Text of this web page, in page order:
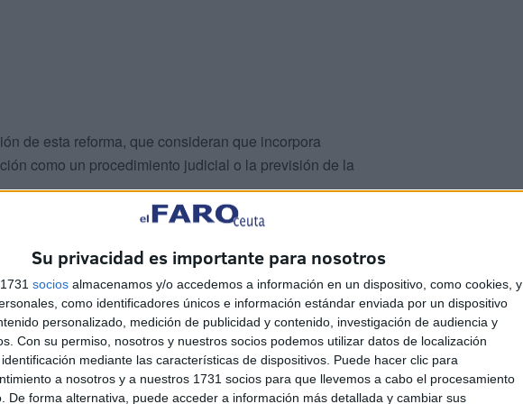
Su privacidad es importante para nosotros
socios almacenamos y/o accedemos a información en un dispositivo, como cookies, y
como identificadores únicos e información estándar enviada por un dispositivo
personalizado, medición de publicidad y contenido, investigación de audiencia y
Con su permiso, nosotros y nuestros socios podemos utilizar datos de localización
mediante las características de dispositivos. Puede hacer clic para
a nosotros y a nuestros 1731 socios para que llevemos a cabo el procesamiento
De forma alternativa, puede acceder a información más detallada y cambiar sus
de esta reforma, que consideran que incorpora
como un procedimiento judicial o la previsión de la
en el proyecto de ley en tramitación parlamentaria
Supremo, los dictámenes del Comité de los
del Pueblo, ni las Directrices acordadas al